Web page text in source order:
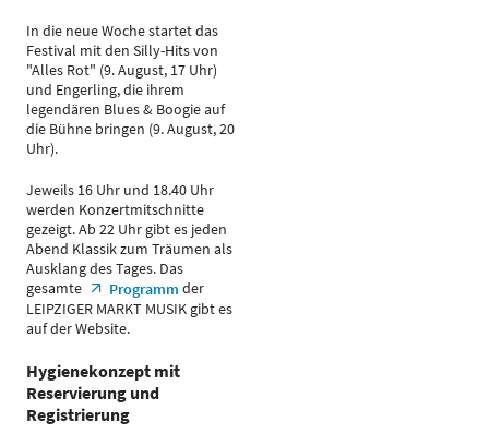
In die neue Woche startet das
Festival mit den Silly-Hits von
"Alles Rot" (9. August, 17 Uhr)
und Engerling, die ihrem
legendären Blues & Boogie auf
die Bühne bringen (9. August, 20
Uhr).
Jeweils 16 Uhr und 18.40 Uhr
werden Konzertmitschnitte
gezeigt. Ab 22 Uhr gibt es jeden
Abend Klassik zum Träumen als
Ausklang des Tages. Das
gesamte
Programm der
LEIPZIGER MARKT MUSIK gibt es
auf der Website.
Hygienekonzept mit
Reservierung und
Registrierung